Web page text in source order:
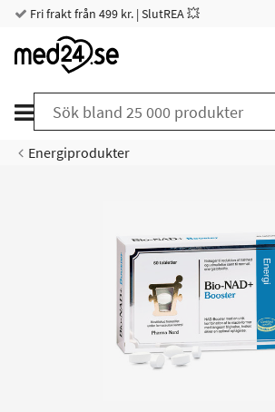
Fri frakt från 499 kr. | SlutREA 💥
Energiprodukter